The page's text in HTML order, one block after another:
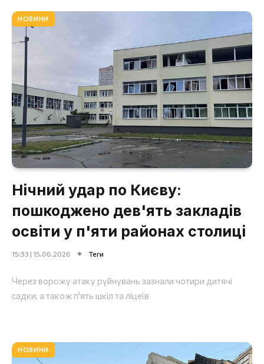
НОВИНИ
Нічний удар по Києву:
пошкоджено дев'ять закладів
освіти у п'яти районах столиці
15:33 | 15.06.2026 Теги
Через ворожу атаку руйнувань зазнали чотири дитячі
садки, а також п'ять шкіл та ліцеїв
НОВИНИ